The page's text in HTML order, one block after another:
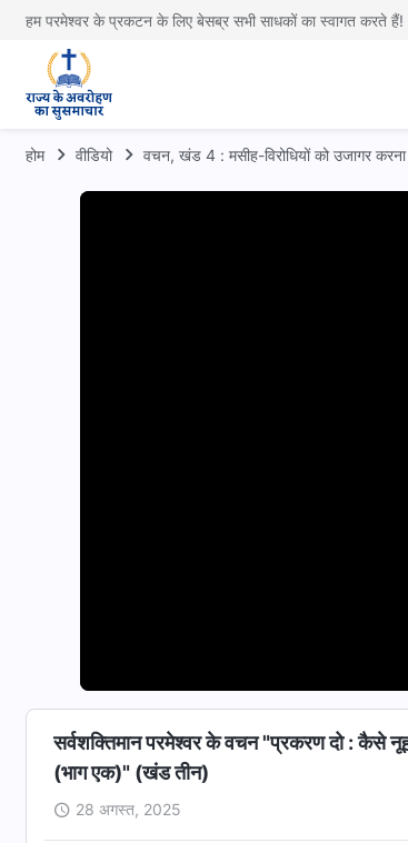
हम परमेश्वर के प्रकटन के लिए बेसब्र सभी साधकों का स्वागत करते हैं!
होम वीडियो वचन, खंड 4 : मसीह-विरोधियों को उजागर करना
सर्वशक्तिमान परमेश्वर के वचन "प्रकरण दो : कैसे
(भाग एक)" (खंड तीन)
28 अगस्त, 2025